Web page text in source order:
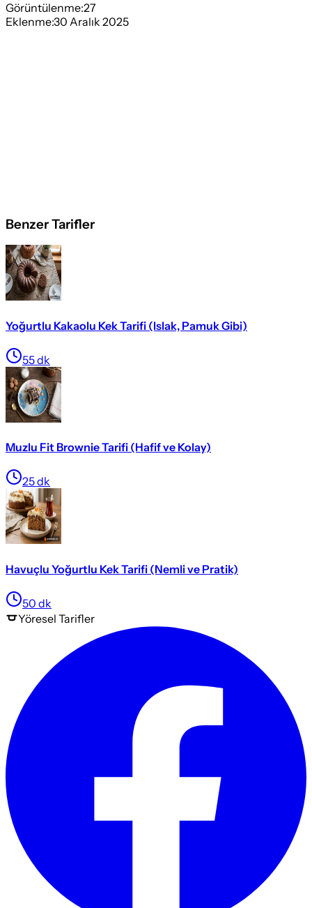
Görüntülenme:27
Eklenme:30 Aralık 2025
Benzer Tarifler
Yoğurtlu Kakaolu Kek Tarifi (Islak, Pamuk Gibi)
55dk
Muzlu Fit Brownie Tarifi (Hafif ve Kolay)
25dk
Havuçlu Yoğurtlu Kek Tarifi (Nemli ve Pratik)
50 dk
Yöresel Tarifler